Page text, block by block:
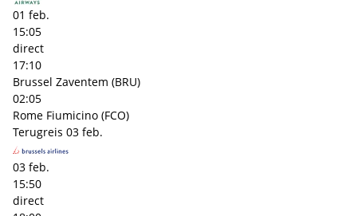
01 feb.
15:05
direct
17:10
Brussel Zaventem (BRU)
02:05
Rome Fiumicino (FCO)
Terugreis 03 feb.
03 feb.
15:50
direct